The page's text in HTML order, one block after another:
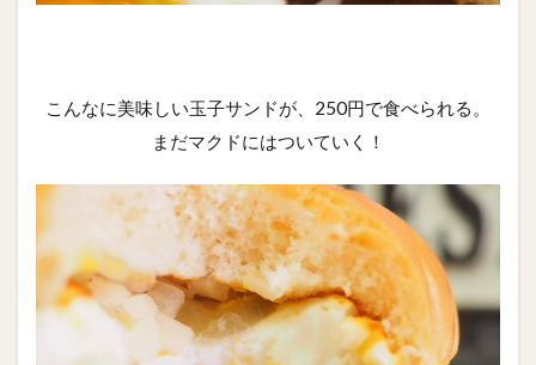
こんなに美味しい玉子サンドが、250円で食べられる。
まだマクドにはついていく！